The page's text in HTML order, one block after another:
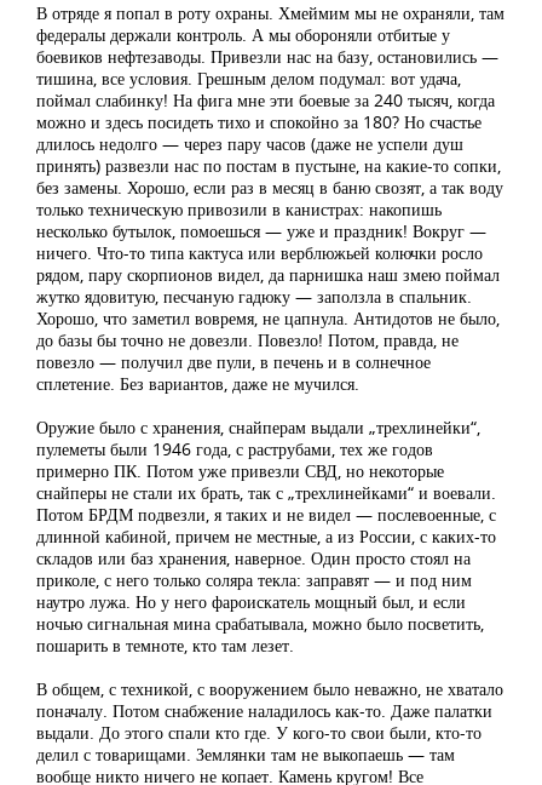
В отряде я попал в роту охраны. Хмеймим мы не охраняли, там
федералы держали контроль. А мы обороняли отбитые у
боевиков нефтезаводы. Привезли нас на базу, остановились —
тишина, все условия. Грешным делом подумал: вот удача,
поймал слабинку! На фига мне эти боевые за 240 тысяч, когда
можно и здесь посидеть тихо и спокойно за 180? Но счастье
длилось недолго — через пару часов (даже не успели душ
принять) развезли нас по постам в пустыне, на какие-то сопки,
без замены. Хорошо, если раз в месяц в баню свозят, а так воду
только техническую привозили в канистрах: накопишь
несколько бутылок, помоешься — уже и праздник! Вокруг —
ничего. Что-то типа кактуса или верблюжьей колючки росло
рядом, пару скорпионов видел, да парнишка наш змею поймал
жутко ядовитую, песчаную гадюку — заползла в спальник.
Хорошо, что заметил вовремя, не цапнула. Антидотов не было,
до базы бы точно не довезли. Повезло! Потом, правда, не
повезло — получил две пули, в печень и в солнечное
сплетение. Без вариантов, даже не мучился.
Оружие было с хранения, снайперам выдали „трехлинейки“,
пулеметы были 1946 года, с раструбами, тех же годов
примерно ПК. Потом уже привезли СВД, но некоторые
снайперы не стали их брать, так с „трехлинейками“ и воевали.
Потом БРДМ подвезли, я таких и не видел — послевоенные, с
длинной кабиной, причем не местные, а из России, с каких-то
складов или баз хранения, наверное. Один просто стоял на
приколе, с него только соляра текла: заправят — и под ним
наутро лужа. Но у него фароискатель мощный был, и если
ночью сигнальная мина срабатывала, можно было посветить,
пошарить в темноте, кто там лезет.
В общем, с техникой, с вооружением было неважно, не хватало
поначалу. Потом снабжение наладилось как-то. Даже палатки
выдали. До этого спали кто где. У кого-то свои были, кто-то
делил с товарищами. Землянки там не выкопаешь — там
вообще никто ничего не копает. Камень кругом! Все